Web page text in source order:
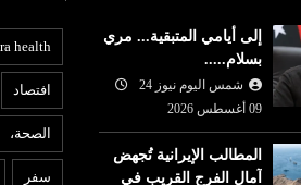
إلى أيامي المتبقية... مري
بسلام.....
شمس اليوم نيوز 24
09 أغسطس 2026
المطالب الإيرانية تُجهض
آمال الفرج القريب في
health
افتصاد
الصحة،
سفر
عربي ودولي